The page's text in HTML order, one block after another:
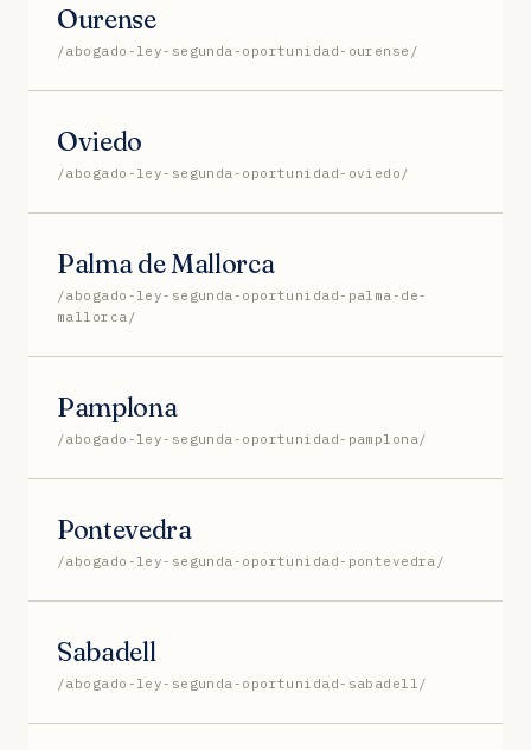
Ourense
/abogado-ley-segunda-oportunidad-ourense/
Oviedo
/abogado-ley-segunda-oportunidad-oviedo/
Palma de Mallorca
/abogado-ley-segunda-oportunidad-palma-de-
mallorca/
Pamplona
/abogado-ley-segunda-oportunidad-pamplona/
Pontevedra
/abogado-ley-segunda-oportunidad-pontevedra/
Sabadell
/abogado-ley-segunda-oportunidad-sabadell/